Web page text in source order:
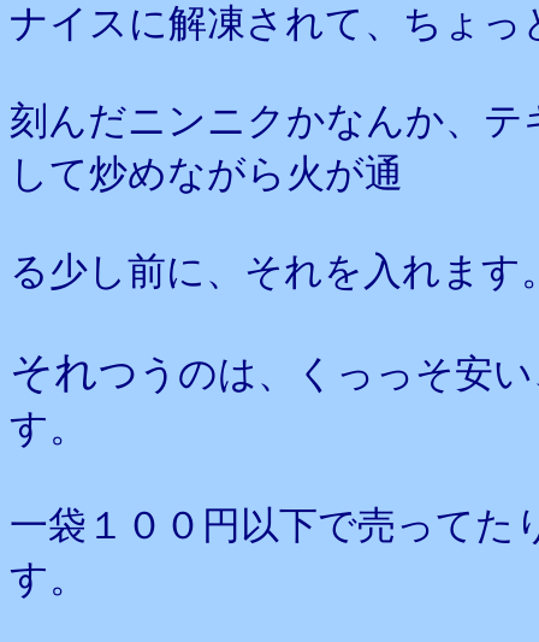
ナイスに解凍されて、ちょ
刻んだニンニクかなんか、
して炒めながら火が通
る少し前に、それを入れます
それつうのは、くっっそ安
す。
一袋１００円以下で売って
す。